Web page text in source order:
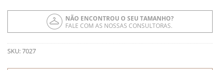
NÃO ENCONTROU O SEU TAMANHO?
FALE COM AS NOSSAS CONSULTORAS.
SKU:7027